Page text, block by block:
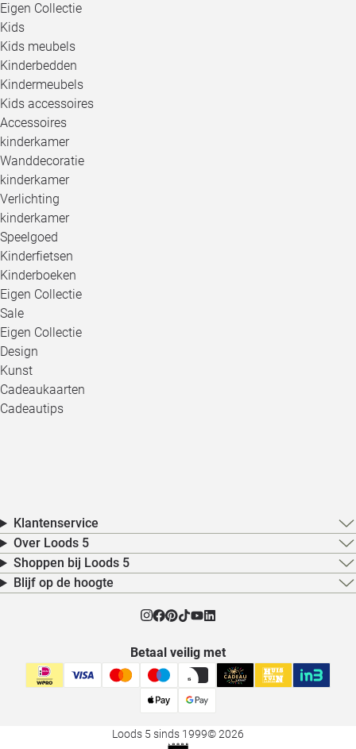
Eigen Collectie
Kids
Kids meubels
Kinderbedden
Kindermeubels
Kids accessoires
Accessoires
kinderkamer
Wanddecoratie
kinderkamer
Verlichting
kinderkamer
Speelgoed
Kinderfietsen
Kinderboeken
Eigen Collectie
Sale
Eigen Collectie
Design
Kunst
Cadeaukaarten
Cadeautips
Klantenservice
Over Loods 5
Shoppen bij Loods 5
Blijf op de hoogte
Betaal veilig met
Loods 5 sinds 1999© 2026